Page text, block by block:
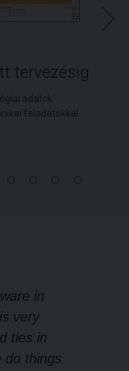
tervezésig
adatok
feladatokkal.
in
very
ties in
do things